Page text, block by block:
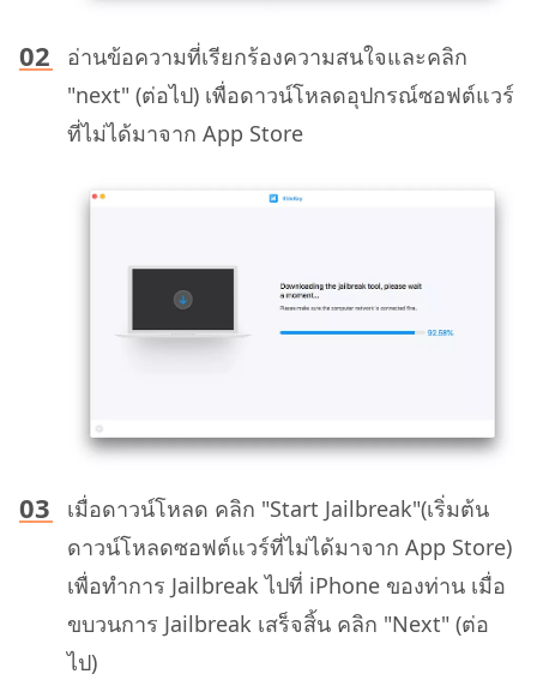
อ่านข้อความที่เรียกร้องความสนใจและคลิก
"next" (ต่อไป) เพื่อดาวน์โหลดอุปกรณ์ซอฟต์แวร์
ที่ไม่ได้มาจาก App Store
เมื่อดาวน์โหลด คลิก "Start Jailbreak"(เริ่มต้น
ดาวน์โหลดซอฟต์แวร์ที่ไม่ได้มาจาก App Store)
เพื่อทำการ Jailbreak ไปที่ iPhone ของท่าน เมื่อ
ขบวนการ Jailbreak เสร็จสิ้น คลิก "Next" (ต่อ
ไป)